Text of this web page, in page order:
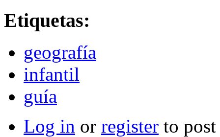
Etiquetas:
geografía
infantil
guía
Log in or register to